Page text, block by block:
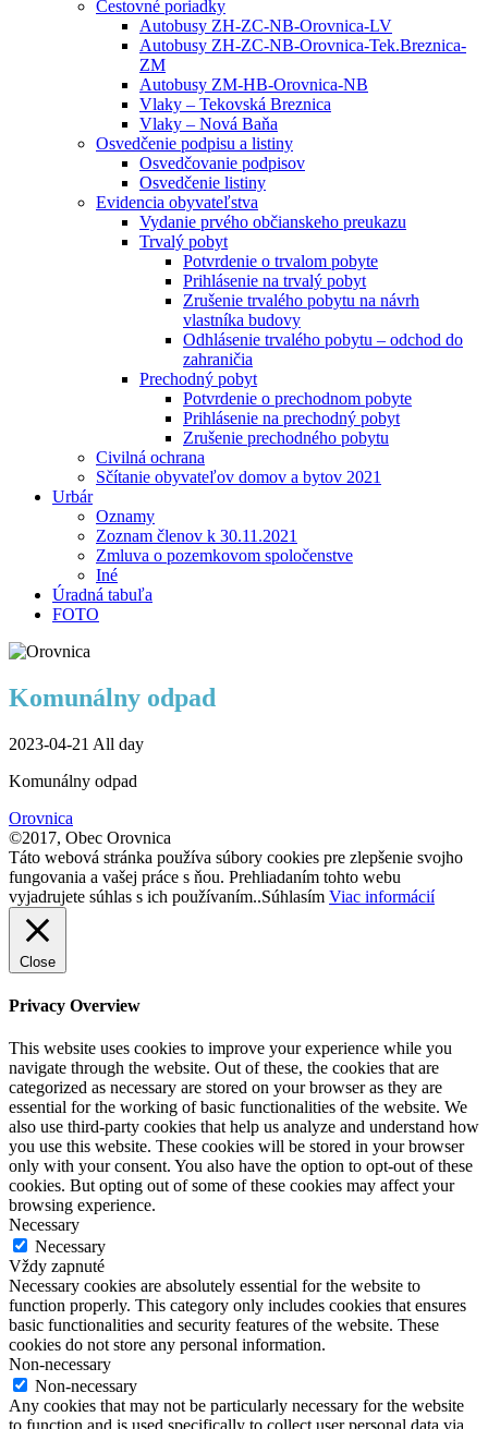
Cestovné poriadky
Autobusy ZH-ZC-NB-Orovnica-LV
Autobusy ZH-ZC-NB-Orovnica-Tek.Breznica-
ZM
Autobusy ZM-HB-Orovnica-NB
Vlaky – Tekovská Breznica
Vlaky – Nová Baňa
Osvedčenie podpisu a listiny
Osvedčovanie podpisov
Osvedčenie listiny
Evidencia obyvateľstva
Vydanie prvého občianskeho preukazu
Trvalý pobyt
Potvrdenie o trvalom pobyte
Prihlásenie na trvalý pobyt
Zrušenie trvalého pobytu na návrh
vlastníka budovy
Odhlásenie trvalého pobytu – odchod do
zahraničia
Prechodný pobyt
Potvrdenie o prechodnom pobyte
Prihlásenie na prechodný pobyt
Zrušenie prechodného pobytu
Civilná ochrana
Sčítanie obyvateľov domov a bytov 2021
Urbár
Oznamy
Zoznam členov k 30.11.2021
Zmluva o pozemkovom spoločenstve
Iné
Úradná tabuľa
FOTO
Komunálny odpad
2023-04-21 All day
Komunálny odpad
Orovnica
©2017, Obec Orovnica
Táto webová stránka používa súbory cookies pre zlepšenie svojho
fungovania a vašej práce s ňou. Prehliadaním tohto webu
vyjadrujete súhlas s ich používaním..Súhlasím Viac informácií
Close
Privacy Overview
This website uses cookies to improve your experience while you
navigate through the website. Out of these, the cookies that are
categorized as necessary are stored on your browser as they are
essential for the working of basic functionalities of the website. We
also use third-party cookies that help us analyze and understand how
you use this website. These cookies will be stored in your browser
only with your consent. You also have the option to opt-out of these
cookies. But opting out of some of these cookies may affect your
browsing experience.
Necessary
Necessary
Vždy zapnuté
Necessary cookies are absolutely essential for the website to
function properly. This category only includes cookies that ensures
basic functionalities and security features of the website. These
cookies do not store any personal information.
Non-necessary
Non-necessary
Any cookies that may not be particularly necessary for the website